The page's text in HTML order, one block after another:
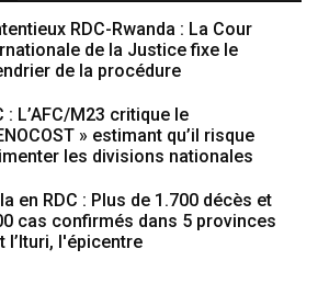
RDC-Rwanda : La Cour
de la Justice fixe le
de la procédure
: L’AFC/M23 critique le
» estimant qu’il risque
les divisions nationales
en RDC : Plus de 1.700 décès et
cas confirmés dans 5 provinces
l’Ituri, l'épicentre